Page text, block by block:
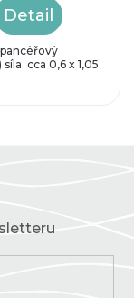
Detail
síla cca 0,6 x 1,05